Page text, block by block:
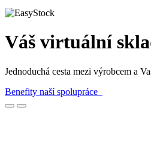
Váš virtuální
Jednoduchá cesta mezi výrobcem a
Benefity naší spolupráce